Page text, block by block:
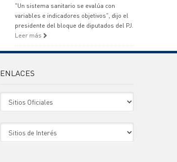
"Un sistema sanitario se evalúa con
variables e indicadores objetivos", dijo el
presidente del bloque de diputados del PJ.
Leer más
ENLACES